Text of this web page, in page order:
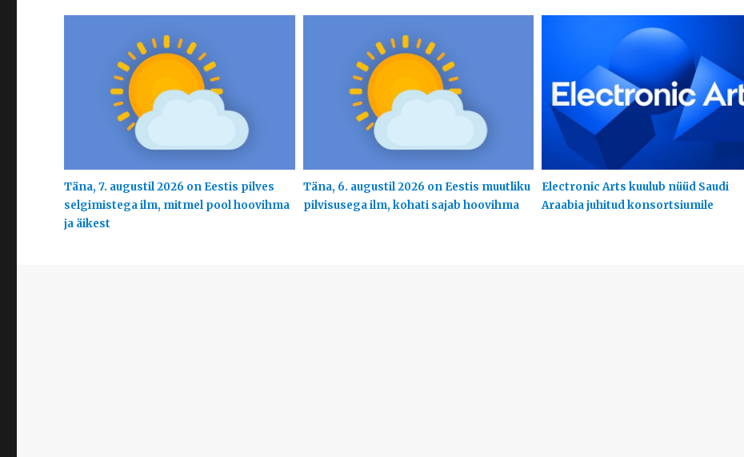
Täna, 7. augustil 2026 on Eestis pilves
selgimistega ilm, mitmel pool hoovihma
ja äikest
Täna, 6. augustil 2026 on Eestis muutliku
pilvisusega ilm, kohati sajab hoovihma
Electronic Arts kuulub nüüd Saudi
Araabia juhitud konsortsiumile